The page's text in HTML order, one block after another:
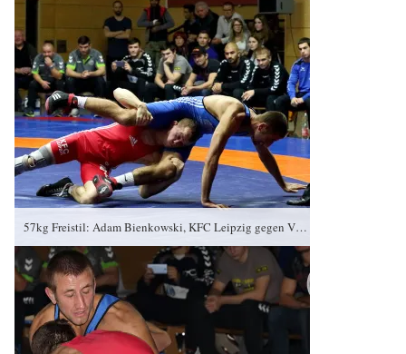
57kg Freistil: Adam Bienkowski, KFC Leipzig gegen Vladimir Condreanu (blaues Trikot), RSV Rotation Greiz 0:2/PS/6:12/06:00